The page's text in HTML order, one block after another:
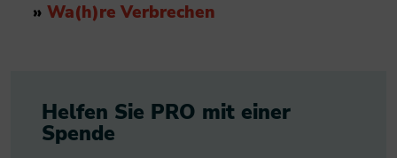
» Wa(h)re Verbrechen
Helfen Sie PRO mit einer
Spende